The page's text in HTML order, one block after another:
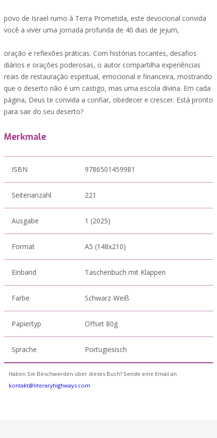
povo de Israel rumo à Terra Prometida, este devocional convida
você a viver uma jornada profunda de 40 dias de jejum,
oração e reflexões práticas. Com histórias tocantes, desafios
diários e orações poderosas, o autor compartilha experiências
reais de restauração espiritual, emocional e financeira, mostrando
que o deserto não é um castigo, mas uma escola divina. Em cada
página, Deus te convida a confiar, obedecer e crescer. Está pronto
para sair do seu deserto?
Merkmale
ISBN 9786501459981
Seitenanzahl 221
Ausgabe 1 (2025)
Format A5 (148x210)
Einband Taschenbuch mit Klappen
Farbe Schwarz-Weiß
Papiertyp Offset 80g
Sprache Portugiesisch
Haben Sie Beschwerden über dieses Buch? Sende eine Email an
kontakt@literaryhighways.com